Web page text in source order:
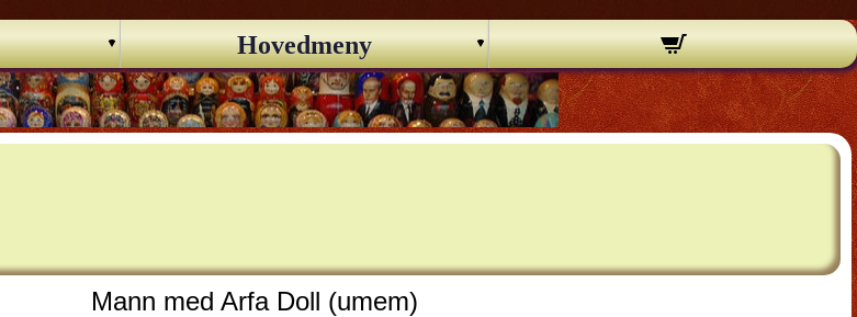
Hovedmeny
Mann med Arfa Doll (umem)